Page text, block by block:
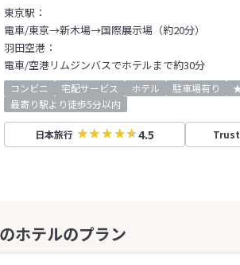
東京駅：
電車/東京→新木場→国際展示場（約20分）
羽田空港：
電車/空港リムジンバスでホテルまで約30分
コンビニ 宅配サービス ホテル 駐車場有り
最寄り駅より徒歩5分以内
日本旅行 4.5